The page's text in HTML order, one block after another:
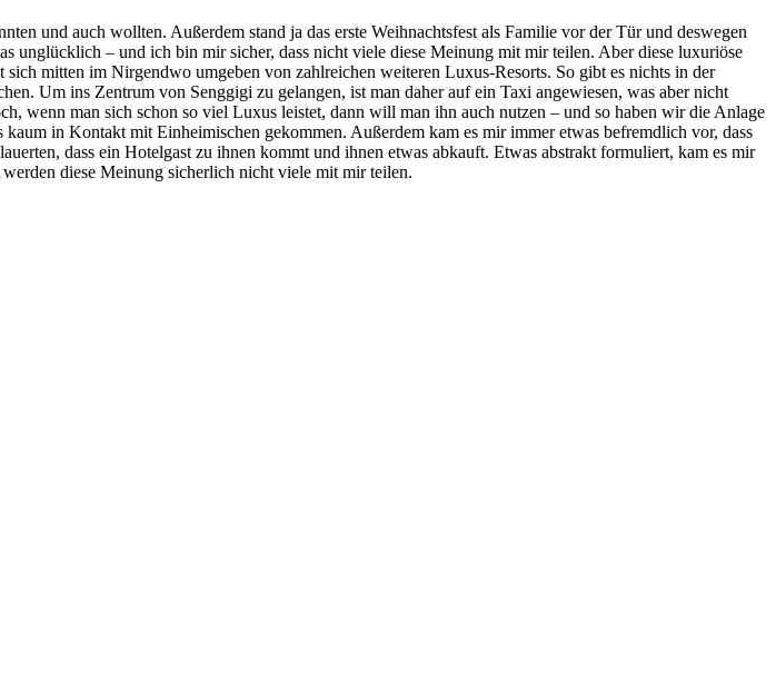
und auch wollten. Außerdem stand ja das erste Weihnachtsfest als Familie vor der Tür und deswegen
– und ich bin mir sicher, dass nicht viele diese Meinung mit mir teilen. Aber diese luxuriöse
mitten im Nirgendwo umgeben von zahlreichen weiteren Luxus-Resorts. So gibt es nichts in der
Um ins Zentrum von Senggigi zu gelangen, ist man daher auf ein Taxi angewiesen, was aber nicht
wenn man sich schon so viel Luxus leistet, dann will man ihn auch nutzen – und so haben wir die Anlage
in Kontakt mit Einheimischen gekommen. Außerdem kam es mir immer etwas befremdlich vor, dass
dass ein Hotelgast zu ihnen kommt und ihnen etwas abkauft. Etwas abstrakt formuliert, kam es mir
diese Meinung sicherlich nicht viele mit mir teilen.